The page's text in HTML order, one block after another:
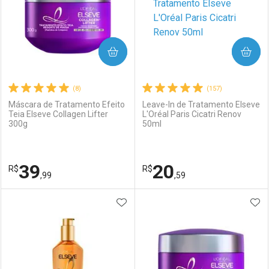
(8)
Máscara de Tratamento Efeito
Teia Elseve Collagen Lifter
300g
R$39,99
COMPRAR
Laboratório
Por Menos
(157)
Leave-In de Tratamento Elseve
L'Oréal Paris Cicatri Renov
50ml
R$20,59
COMPRAR
Laboratório
Por Menos
ADICIONAR AOS FAVORITOS